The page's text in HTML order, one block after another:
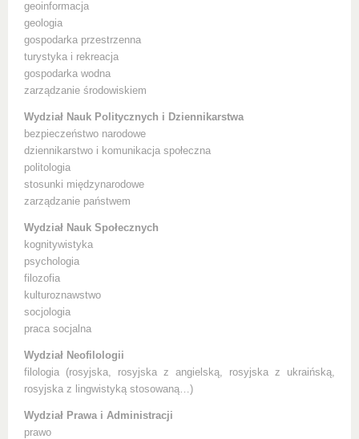
geoinformacja
geologia
gospodarka przestrzenna
turystyka i rekreacja
gospodarka wodna
zarządzanie środowiskiem
Wydział Nauk Politycznych i Dziennikarstwa
bezpieczeństwo narodowe
dziennikarstwo i komunikacja społeczna
politologia
stosunki międzynarodowe
zarządzanie państwem
Wydział Nauk Społecznych
kognitywistyka
psychologia
filozofia
kulturoznawstwo
socjologia
praca socjalna
Wydział Neofilologii
filologia (rosyjska, rosyjska z angielską, rosyjska z ukraińską,
rosyjska z lingwistyką stosowaną…)
Wydział Prawa i Administracji
prawo